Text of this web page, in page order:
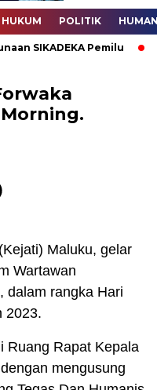
HUKUM POLITIK
SIKADEKA Pemilu
Maluku, gelar
Wartawan
dalam rangka Hari
2023.
Ruang Rapat Kepala
mengusung